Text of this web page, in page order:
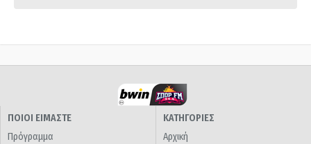
ΠΟΙΟΙ ΕΙΜΑΣΤΕ
Πρόγραμμα
ΚΑΤΗΓΟΡΙΕΣ
Αρχική